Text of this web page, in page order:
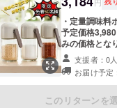
・定量調味料
予定価格
みの価格となります。
援購入により
合、正規販売
り下がる可能
注文状況、使
造工程上の都
支援者：0人
お届け予定
このリターンを